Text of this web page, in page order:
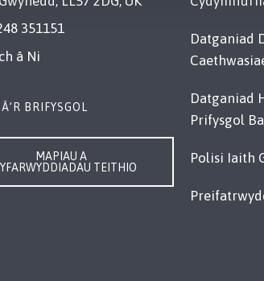
351151
â Ni
BRIFYSGOL
MAPIAU A
TEITHIO
Datganiad
Datganiad
Prifysgol
Polisi Iaith